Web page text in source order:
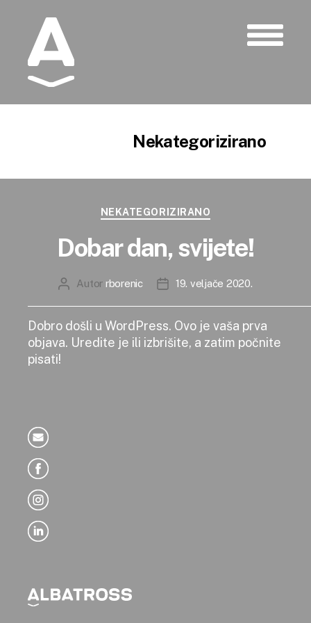
Nekategorizirano
Kategorije
NEKATEGORIZIRANO
Dobar dan, svijete!
AutorAutor rborenic
Datum
19. veljače 2020.
Dobro došli u WordPress. Ovo je vaša prva
objava. Uredite je ili izbrišite, a zatim počnite
pisati!